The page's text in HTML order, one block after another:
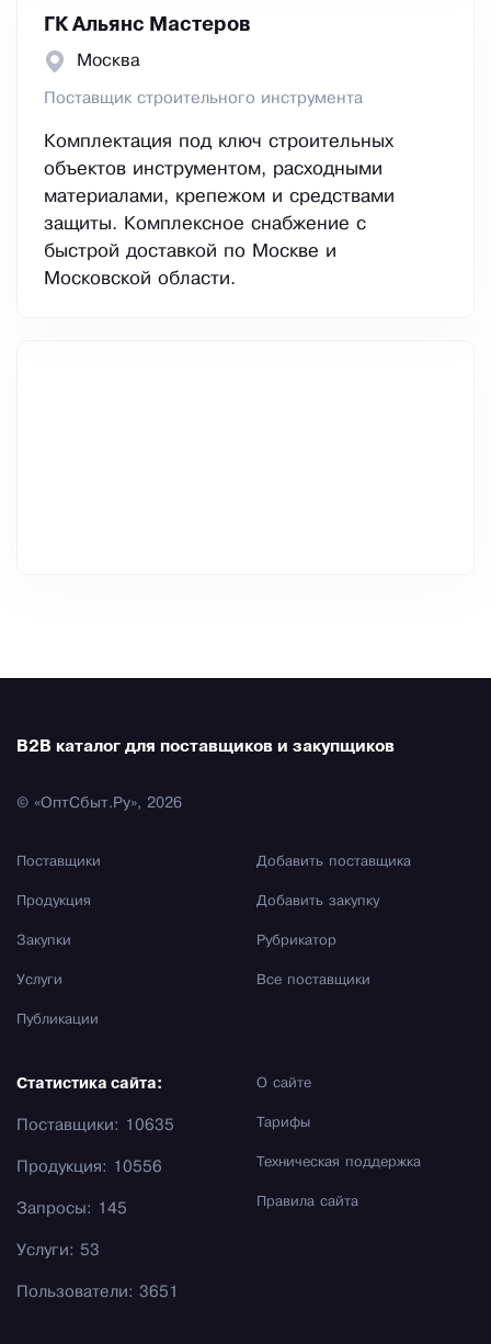
ГК Альянс Мастеров
Москва
Поставщик строительного инструмента
Комплектация под ключ строительных
объектов инструментом, расходными
материалами, крепежом и средствами
защиты. Комплексное снабжение с
быстрой доставкой по Москве и
Московской области.
B2B каталог для поставщиков и закупщиков
© «ОптСбыт.Ру», 2026
Поставщики
Продукция
Закупки
Услуги
Публикации
Добавить поставщика
Добавить закупку
Рубрикатор
Все поставщики
О сайте
Тарифы
Техническая поддержка
Правила сайта
Статистика сайта:
Поставщики: 10635
Продукция: 10556
Запросы: 145
Услуги: 53
Пользователи: 3651